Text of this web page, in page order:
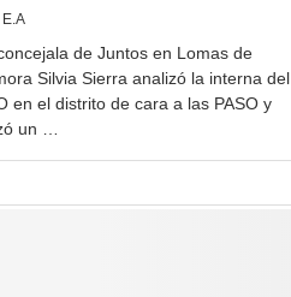
E.A
de Juntos en Lomas de
Silvia Sierra analizó la interna del
en el distrito de cara a las PASO y
un …